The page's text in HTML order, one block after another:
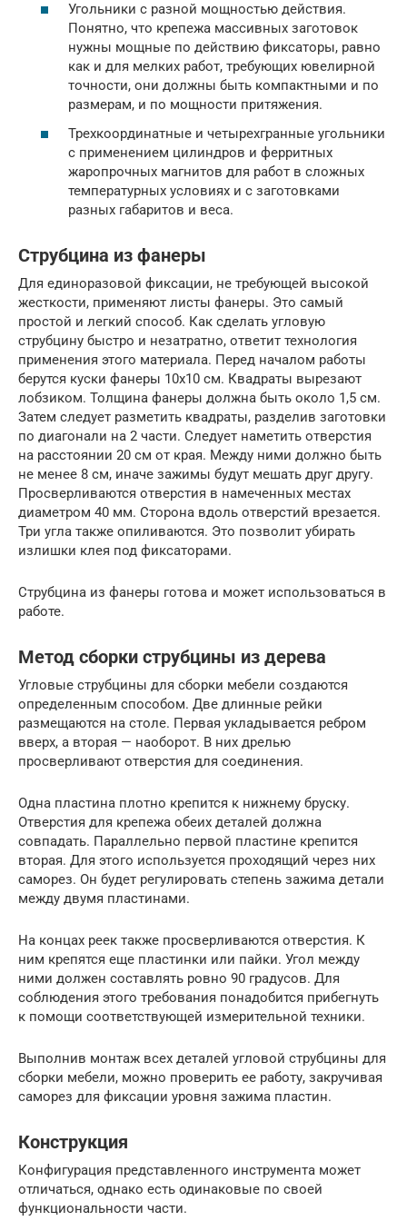
Угольники с разной мощностью действия.
Понятно, что крепежа массивных заготовок
нужны мощные по действию фиксаторы, равно
как и для мелких работ, требующих ювелирной
точности, они должны быть компактными и по
размерам, и по мощности притяжения.
Трехкоординатные и четырехгранные угольники
с применением цилиндров и ферритных
жаропрочных магнитов для работ в сложных
температурных условиях и с заготовками
разных габаритов и веса.
Струбцина из фанеры
Для единоразовой фиксации, не требующей высокой
жесткости, применяют листы фанеры. Это самый
простой и легкий способ. Как сделать угловую
струбцину быстро и незатратно, ответит технология
применения этого материала. Перед началом работы
берутся куски фанеры 10х10 см. Квадраты вырезают
лобзиком. Толщина фанеры должна быть около 1,5 см.
Затем следует разметить квадраты, разделив заготовки
по диагонали на 2 части. Следует наметить отверстия
на расстоянии 20 см от края. Между ними должно быть
не менее 8 см, иначе зажимы будут мешать друг другу.
Просверливаются отверстия в намеченных местах
диаметром 40 мм. Сторона вдоль отверстий врезается.
Три угла также опиливаются. Это позволит убирать
излишки клея под фиксаторами.
Струбцина из фанеры готова и может использоваться в
работе.
Метод сборки струбцины из дерева
Угловые струбцины для сборки мебели создаются
определенным способом. Две длинные рейки
размещаются на столе. Первая укладывается ребром
вверх, а вторая — наоборот. В них дрелью
просверливают отверстия для соединения.
Одна пластина плотно крепится к нижнему бруску.
Отверстия для крепежа обеих деталей должна
совпадать. Параллельно первой пластине крепится
вторая. Для этого используется проходящий через них
саморез. Он будет регулировать степень зажима детали
между двумя пластинами.
На концах реек также просверливаются отверстия. К
ним крепятся еще пластинки или пайки. Угол между
ними должен составлять ровно 90 градусов. Для
соблюдения этого требования понадобится прибегнуть
к помощи соответствующей измерительной техники.
Выполнив монтаж всех деталей угловой струбцины для
сборки мебели, можно проверить ее работу, закручивая
саморез для фиксации уровня зажима пластин.
Конструкция
Конфигурация представленного инструмента может
отличаться, однако есть одинаковые по своей
функциональности части.